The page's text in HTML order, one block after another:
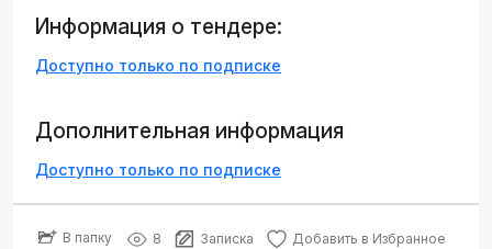
Информация о тендере:
Доступно только по подписке
Дополнительная информация
Доступно только по подписке
В папку 8 Записка Добавить в Избранное